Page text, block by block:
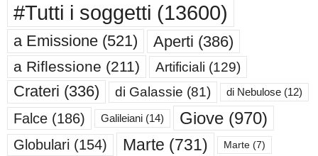
#Tutti i soggetti (13600)
a Emissione (521) Aperti (386)
a Riflessione (211) Artificiali (129)
Crateri (336) di Galassie (81) di Nebulose (12)
Falce (186) Galileiani (14) Giove (970)
Globulari (154) Marte (731) Marte (7)